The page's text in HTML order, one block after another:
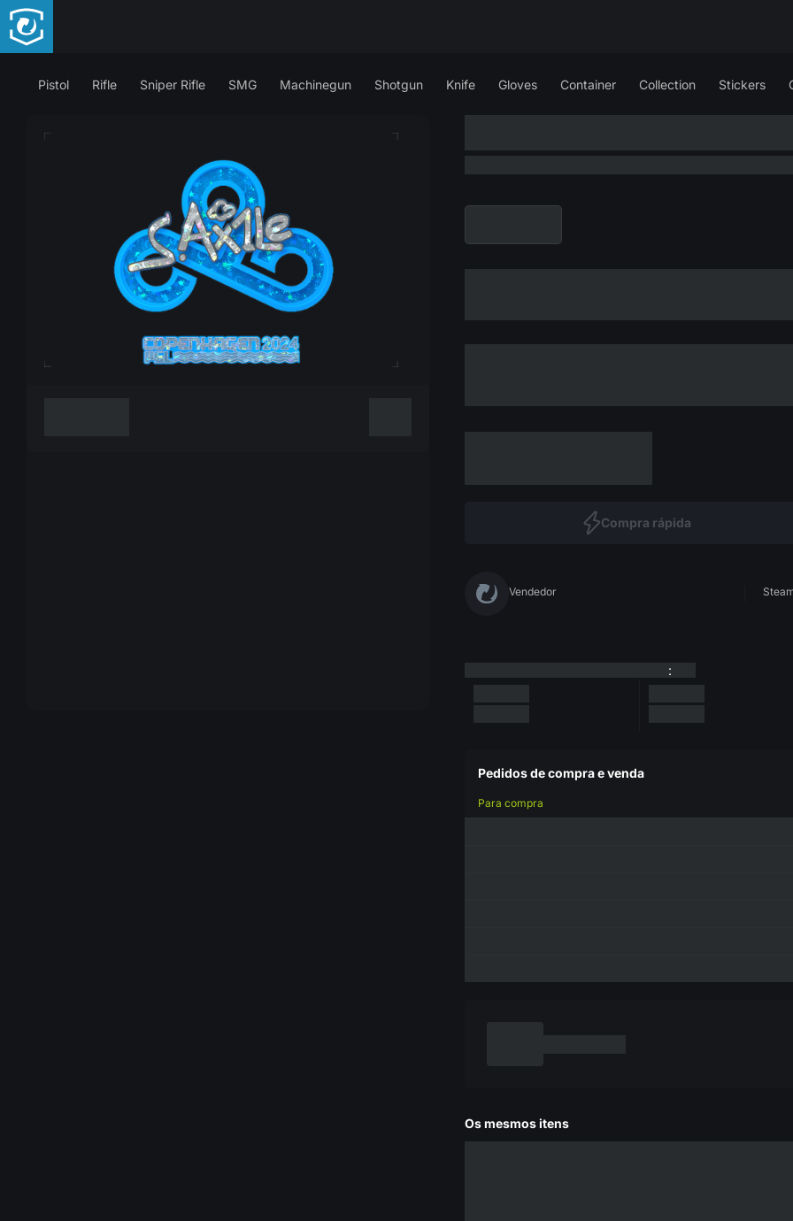
Pistol Rifle Sniper Rifle SMG Machinegun Shotgun Knife Gloves Container Collection Stickers
Compra rápida
Vendedor
:
Pedidos de compra e venda
Para compra
Os mesmos itens